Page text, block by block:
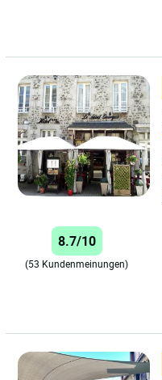
8.7/10
(53 Kundenmeinungen)